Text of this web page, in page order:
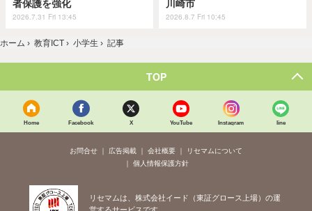
者保護を強化
2026.7.31 Fri 13:45
川崎市
2026.8.7 Fri 10:45
ホーム › 教育ICT › 小学生 › 記事
TOP
Home Facebook X YouTube Instagram line
お問合せ 広告掲載 会社概要
リセマムについて
個人情報保護方針
リセマムは、株式会社イード（東証グロース上場）の運
営するサービスです。